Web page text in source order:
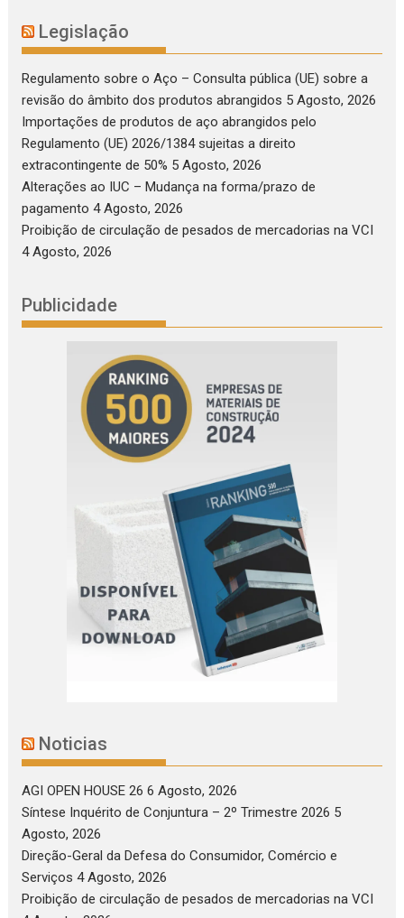
Legislação
Regulamento sobre o Aço – Consulta pública (UE) sobre a
revisão do âmbito dos produtos abrangidos 5 Agosto, 2026
Importações de produtos de aço abrangidos pelo
Regulamento (UE) 2026/1384 sujeitas a direito
extracontingente de 50% 5 Agosto, 2026
Alterações ao IUC – Mudança na forma/prazo de
pagamento 4 Agosto, 2026
Proibição de circulação de pesados de mercadorias na VCI
4 Agosto, 2026
Publicidade
Noticias
AGI OPEN HOUSE 26 6 Agosto, 2026
Síntese Inquérito de Conjuntura – 2º Trimestre 2026 5
Agosto, 2026
Direção-Geral da Defesa do Consumidor, Comércio e
Serviços 4 Agosto, 2026
Proibição de circulação de pesados de mercadorias na VCI